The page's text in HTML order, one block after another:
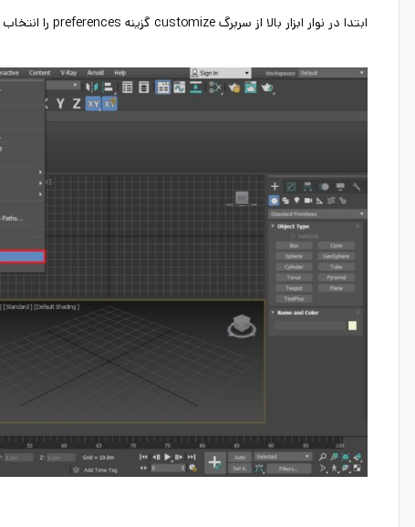
ابتدا در نوار ابزار بالا از سربرگ customize گزینه preferences را انتخاب میکنیم.